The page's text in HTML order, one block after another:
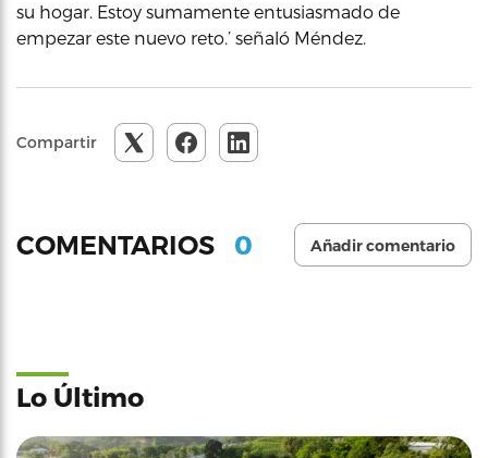
su hogar. Estoy sumamente entusiasmado de
empezar este nuevo reto.’ señaló Méndez.
Compartir
COMENTARIOS 0 Añadir comentario
Lo Último